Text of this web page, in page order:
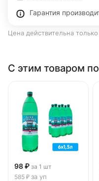
Гарантия
Цена действительна
С этим товаром
98 ₽ за 1 шт
585 ₽ за уп